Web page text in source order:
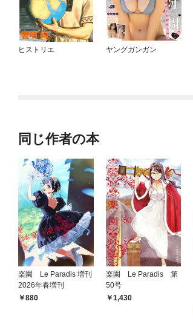
ヒストリエ ヤングガンガン
同じ作者の本
楽園 Le Paradis 増刊
2026年春増刊
880
楽園 Le Paradis 第
50号
1,430